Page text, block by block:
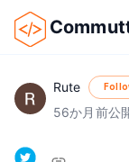
Rute
56か月前公